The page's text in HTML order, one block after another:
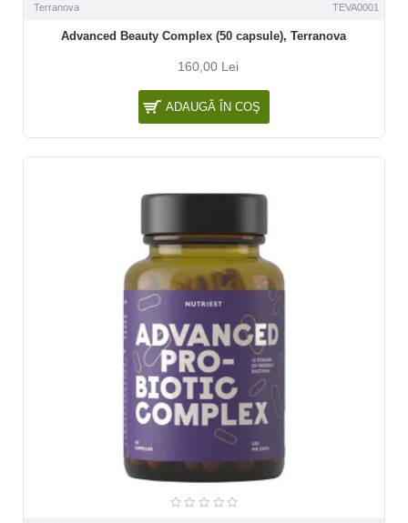
Terranova TEVA0001
Advanced Beauty Complex (50 capsule), Terranova
160,00 Lei
ADAUGĂ ÎN COŞ